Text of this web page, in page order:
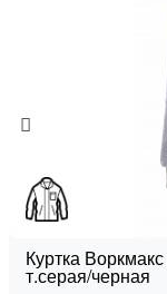
Куртка
т.серая/черная